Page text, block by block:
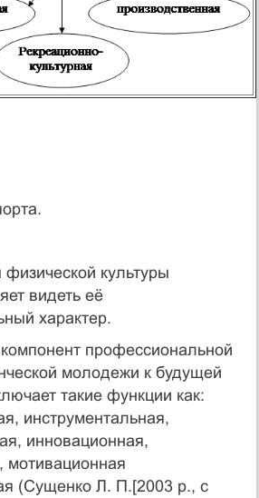
физической культуры
видеть её
характер.
профессиональной
молодежи к будущей
такие функции как:
инструментальная,
инновационная,
мотивационная
(Сущенко Л. П.[2003 р., с